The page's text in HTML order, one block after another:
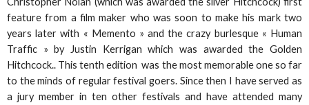
feature from a film maker who was soon to make his mark two
years later with « Memento » and the crazy burlesque « Human
Traffic » by Justin Kerrigan which was awarded the Golden
Hitchcock.. This tenth edition was the most memorable one so far
to the minds of regular festival goers. Since then I have served as
a jury member in ten other festivals and have attended many